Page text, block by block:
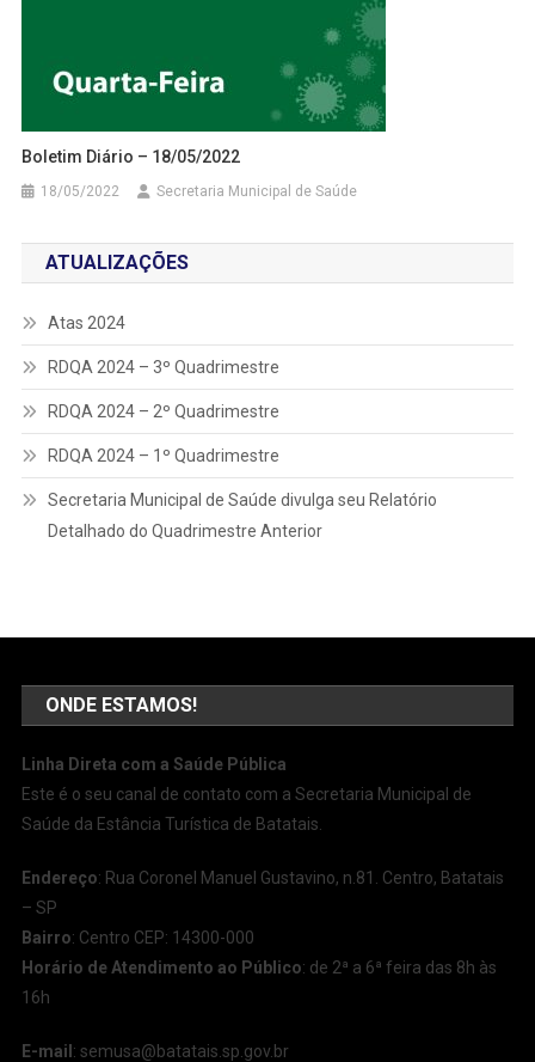
Boletim Diário – 18/05/2022
18/05/2022 Secretaria Municipal de Saúde
ATUALIZAÇÕES
Atas 2024
RDQA 2024 – 3º Quadrimestre
RDQA 2024 – 2º Quadrimestre
RDQA 2024 – 1º Quadrimestre
Secretaria Municipal de Saúde divulga seu Relatório
Detalhado do Quadrimestre Anterior
ONDE ESTAMOS!
Linha Direta com a Saúde Pública
Este é o seu canal de contato com a Secretaria Municipal de
Saúde da Estância Turística de Batatais.
Endereço: Rua Coronel Manuel Gustavino, n.81. Centro, Batatais
– SP
Bairro: Centro CEP: 14300-000
Horário de Atendimento ao Público: de 2ª a 6ª feira das 8h às
16h
E-mail :semusa@batatais.sp.gov.br